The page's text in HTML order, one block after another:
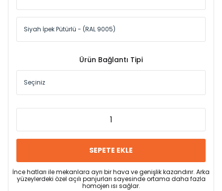
Ürün Bağlantı Tipi
SEPETE EKLE
İnce hatları ile mekanlara ayrı bir hava ve genişlik kazandırır. Arka
yüzeylerdeki özel açılı panjurları sayesinde ortama daha fazla
homojen ısı sağlar.